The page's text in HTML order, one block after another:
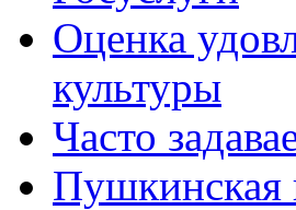
Оценка
культуры
Часто
Пушкинская